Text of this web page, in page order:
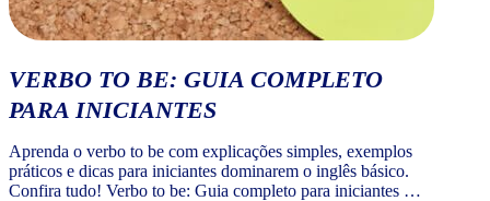
VERBO TO BE: GUIA COMPLETO
PARA INICIANTES
Aprenda o verbo to be com explicações simples, exemplos
práticos e dicas para iniciantes dominarem o inglês básico.
Confira tudo! Verbo to be: Guia completo para iniciantes O